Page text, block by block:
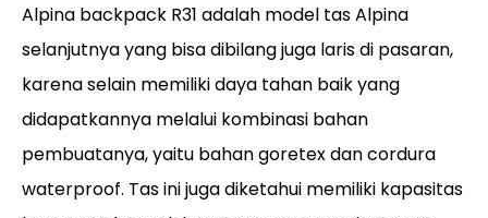
Alpina backpack R31 adalah model tas Alpina
selanjutnya yang bisa dibilang juga laris di pasaran,
karena selain memiliki daya tahan baik yang
didapatkannya melalui kombinasi bahan
pembuatanya, yaitu bahan goretex dan cordura
waterproof. Tas ini juga diketahui memiliki kapasitas